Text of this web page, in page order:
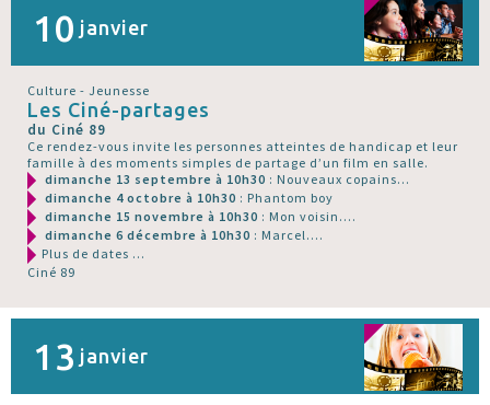
10 janvier
Culture - Jeunesse
Les Ciné-partages
du Ciné 89
Ce rendez-vous invite les personnes atteintes de handicap et leur
famille à des moments simples de partage d’un film en salle.
dimanche 13 septembre à 10h30 : Nouveaux copains...
dimanche 4 octobre à 10h30 : Phantom boy
dimanche 15 novembre à 10h30 : Mon voisin....
dimanche 6 décembre à 10h30 : Marcel....
Plus de dates ...
Ciné 89
13 janvier